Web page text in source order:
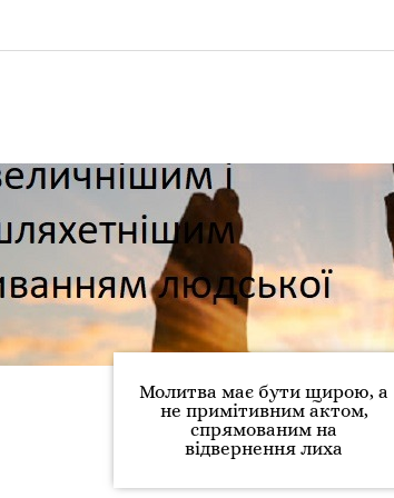
Молитва має бути щирою, а
не примітивним актом,
спрямованим на
відвернення лиха